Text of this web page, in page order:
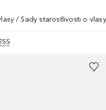
Sady starostlivosti o vlasy